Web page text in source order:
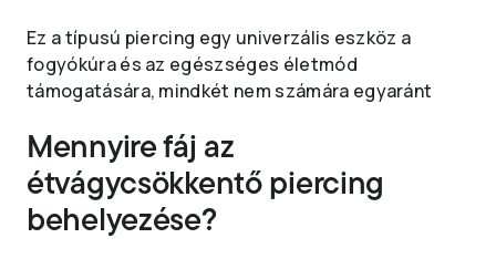
Ez a típusú piercing egy univerzális eszköz a
fogyókúra és az egészséges életmód
támogatására, mindkét nem számára egyaránt
Mennyire fáj az
étvágycsökkentő piercing
behelyezése?